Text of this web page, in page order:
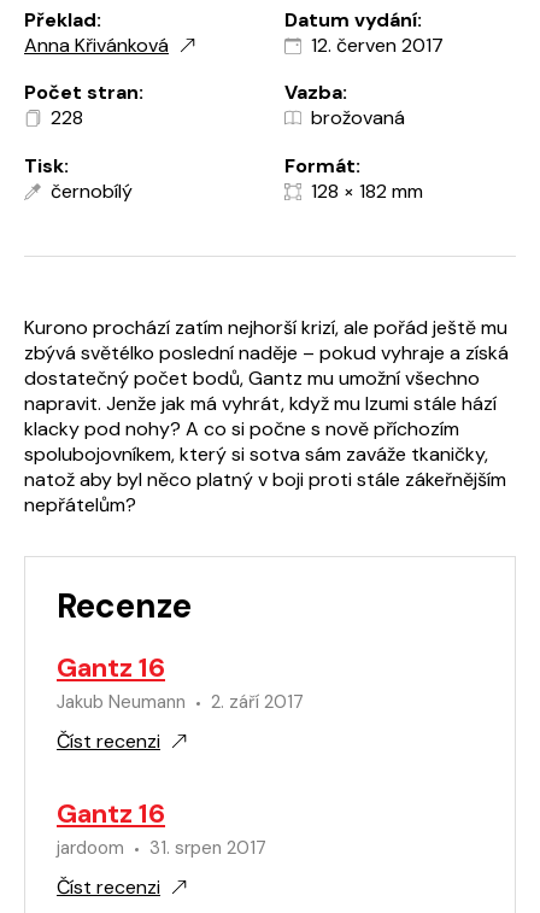
Překlad:
Anna Křivánková
Datum vydání:
12. červen 2017
Počet stran:
228
Vazba:
brožovaná
Tisk:
černobílý
Formát:
128 × 182 mm
Kurono prochází zatím nejhorší krizí, ale pořád ještě mu
zbývá světélko poslední naděje – pokud vyhraje a získá
dostatečný počet bodů, Gantz mu umožní všechno
napravit. Jenže jak má vyhrát, když mu Izumi stále hází
klacky pod nohy? A co si počne s nově příchozím
spolubojovníkem, který si sotva sám zaváže tkaničky,
natož aby byl něco platný v boji proti stále zákeřnějším
nepřátelům?
Recenze
Gantz 16
Jakub Neumann 2. září 2017
Číst recenzi
Gantz 16
jardoom 31. srpen 2017
Číst recenzi